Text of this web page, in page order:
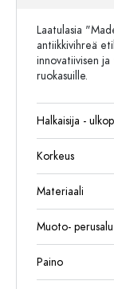
Laatulasia
antiikkivihreä
innovatiivisen ja
ruokasuille.
Halkaisija -
Korkeus
Materiaali
Muoto-
Paino